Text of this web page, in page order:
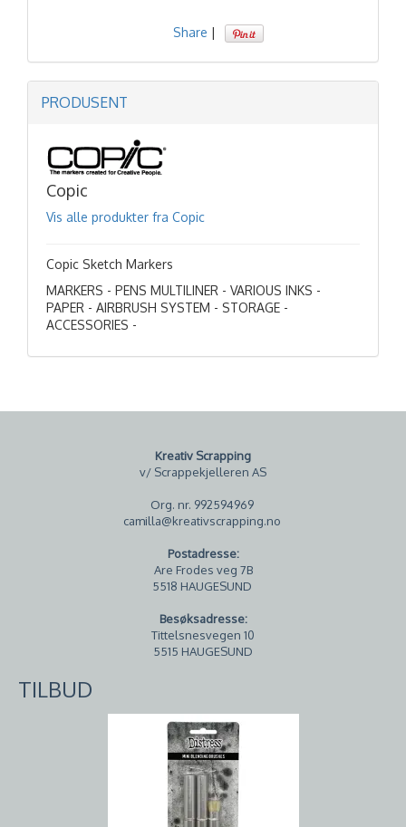
Share |
PRODUSENT
Copic
Vis alle produkter fra Copic
Copic Sketch Markers
MARKERS - PENS MULTILINER - VARIOUS INKS -
PAPER - AIRBRUSH SYSTEM - STORAGE -
ACCESSORIES -
Kreativ Scrapping
v/ Scrappekjelleren AS
Org. nr. 992594969
camilla@kreativscrapping.no
Postadresse:
Are Frodes veg 7B
5518 HAUGESUND
Besøksadresse:
Tittelsnesvegen 10
5515 HAUGESUND
TILBUD